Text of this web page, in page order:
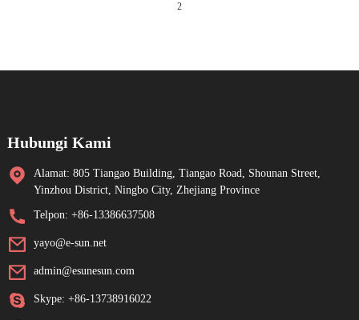
2
Hubungi Kami
Alamat: 805 Tiangao Building, Tiangao Road, Shounan Street,
Yinzhou District, Ningbo City, Zhejiang Province
Telpon: +86-13386637508
yayo@e-sun.net
admin@esunesun.com
Skype: +86-13738916022